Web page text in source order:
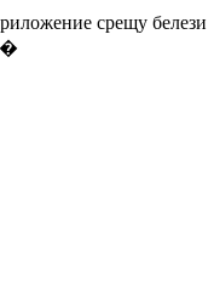
срещу белези
�